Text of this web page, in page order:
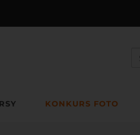
KONKURS FOTO